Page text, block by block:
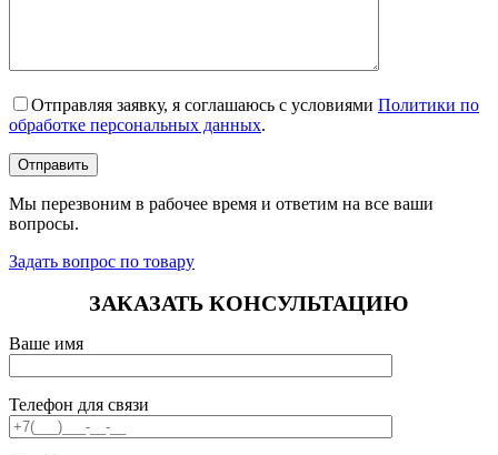
Отправляя заявку, я соглашаюсь с условиями Политики по
обработке персональных данных.
Мы перезвоним в рабочее время и ответим на все ваши
вопросы.
Задать вопрос по товару
ЗАКАЗАТЬ КОНСУЛЬТАЦИЮ
Ваше имя
Телефон для связи